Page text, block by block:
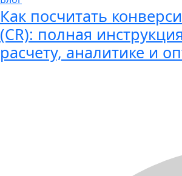
Как посчитать
(CR): полная
расчету, аналитике и